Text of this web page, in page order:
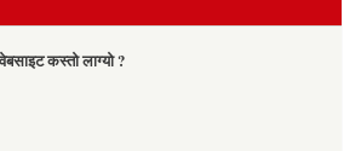
कस्तो लाग्यो ?